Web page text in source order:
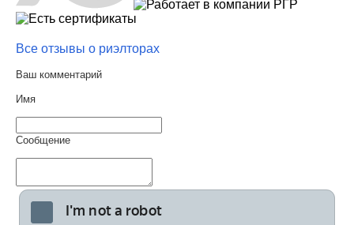
Все отзывы о риэлторах
Ваш комментарий
Имя
Сообщение